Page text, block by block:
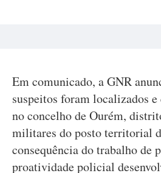
Em comunicado, a GNR
suspeitos foram localizados
no concelho de Ourém,
militares do posto territorial
consequência do trabalho de
proatividade policial